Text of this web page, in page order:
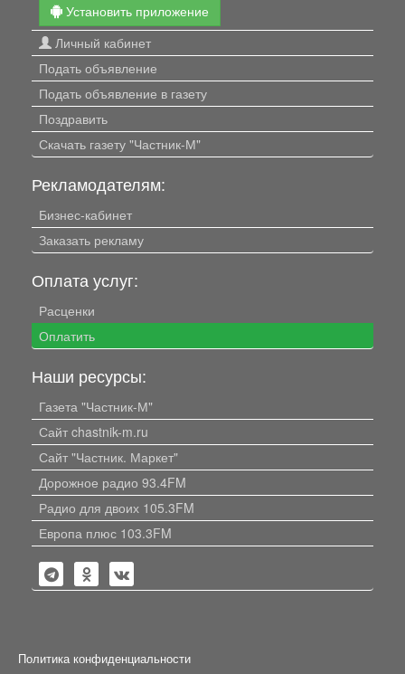
Установить приложение
Личный кабинет
Подать объявление
Подать объявление в газету
Поздравить
Скачать газету "Частник-М"
Рекламодателям:
Бизнес-кабинет
Заказать рекламу
Оплата услуг:
Расценки
Оплатить
Наши ресурсы:
Газета "Частник-М"
Сайт chastnik-m.ru
Сайт "Частник. Маркет"
Дорожное радио 93.4FM
Радио для двоих 105.3FM
Европа плюс 103.3FM
Политика конфиденциальности